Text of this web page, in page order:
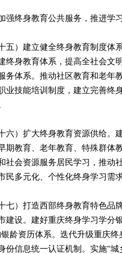
终身教育公共服务，推进学
）建立健全终身教育制度体
终身教育体系，提高全社会文
务体系。推动社区教育和老年
业技能培训制度，建立完善终
）扩大终身教育资源供给。
期教育、老年教育、特殊群体
社会资源服务居民学习，推动
民多元化、个性化终身学习需求
）打造西部终身教育特色品
建设。建好重庆终身学习学分
龄资历体系。迭代升级重庆
份信息统一认证机制。实施“